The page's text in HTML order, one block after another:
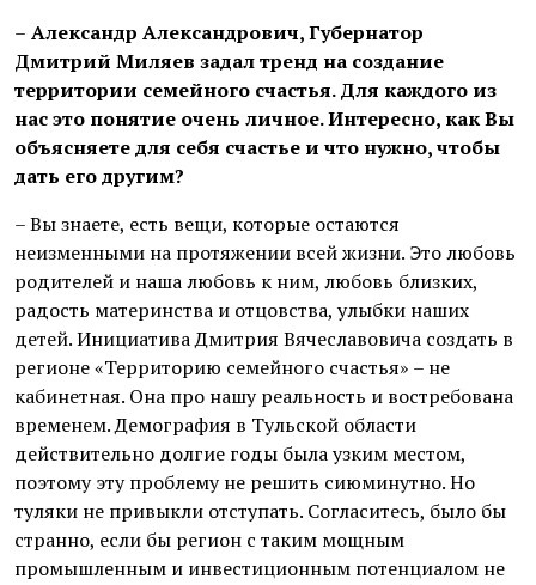
– Александр Александрович, Губернатор
Дмитрий Миляев задал тренд на создание
территории семейного счастья. Для каждого из
нас это понятие очень личное. Интересно, как Вы
объясняете для себя счастье и что нужно, чтобы
дать его другим?
– Вы знаете, есть вещи, которые остаются
неизменными на протяжении всей жизни. Это любовь
родителей и наша любовь к ним, любовь близких,
радость материнства и отцовства, улыбки наших
детей. Инициатива Дмитрия Вячеславовича создать в
регионе «Территорию семейного счастья» – не
кабинетная. Она про нашу реальность и востребована
временем. Демография в Тульской области
действительно долгие годы была узким местом,
поэтому эту проблему не решить сиюминутно. Но
туляки не привыкли отступать. Согласитесь, было бы
странно, если бы регион с таким мощным
промышленным и инвестиционным потенциалом не